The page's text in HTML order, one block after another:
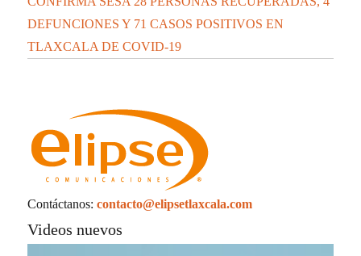
DEFUNCIONES Y 71 CASOS POSITIVOS EN
TLAXCALA DE COVID-19
Contáctanos: contacto@elipsetlaxcala.com
Videos nuevos